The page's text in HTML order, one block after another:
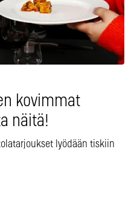
kovimmat
näitä!
lyödään tiskiin